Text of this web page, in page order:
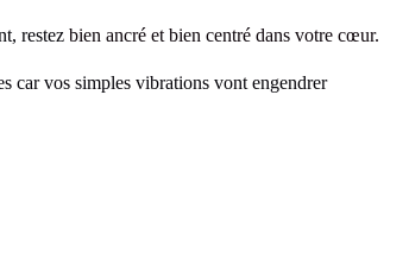
restez bien ancré et bien centré dans votre cœur.
car vos simples vibrations vont engendrer